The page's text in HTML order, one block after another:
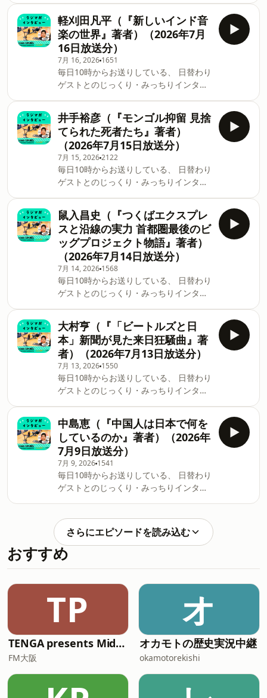
ュー」のアーカイブ配信です。 明石順平
（『サナエノミクスによろしく』著者）
（2026年7月21日放送分）
軽刈田凡平（『新しいインド音
楽の世界』著者）（2026年7月
16日放送分）
7月 16, 2026 1651
毎日10時からお送りしている、 日替わり
ゲストとのじっくり・みっちりインタビ
ュー」のアーカイブ配信です。 今回紹介
した音楽はコチラ！ ↓ ・ウディット・
ナラヤン、アルカ・ヤーグニク、サプ
ナ・アワスティ「Pardesi Pardesi」
（パルデーシー・パルデーシー） ・
Sidhu Moose Wala「Lock」 ・Prateek
Kuhad「Blush」 ・
Agam「Manavyalakinchara（Mist
Of Capricorn) ・Sid Sriram「Dear
Sahana」 軽刈田凡平（『新しいインド
音楽の世界』著者）（2026年7月16日放
送分）
井手裕彦（『モンゴル抑留 見捨
てられた死者たち』著者）
（2026年7月15日放送分）
7月 15, 20262122
毎日10時からお送りしている、 日替わり
ゲストとのじっくり・みっちりインタビ
ュー」のアーカイブ配信です。 井手裕彦
（『モンゴル抑留 見捨てられた死者た
ち』著者）（2026年7月15日放送分）
鼠入昌史（『つくばエクスプレ
スと沿線の実力 首都圏最後のビ
ッグプロジェクト物語』著者）
（2026年7月14日放送分）
7月 14, 2026 1568
毎日10時からお送りしている、 日替わり
ゲストとのじっくり・みっちりインタビ
ュー」のアーカイブ配信です。 鼠入昌史
（『つくばエクスプレスと沿線の実力 首
都圏最後のビッグプロジェクト物語』著
者）（2026年7月14日放送分）
大村亨（『「ビートルズと日
本」新聞が見た来日狂騒曲』著
者）（2026年7月13日放送分）
7月 13, 2026 1550
毎日10時からお送りしている、 日替わり
ゲストとのじっくり・みっちりインタビ
ュー」のアーカイブ配信です。 大村亨
（『「ビートルズと日本」新聞が見た来
日狂騒曲』著者）（2026年7月13日放送
分）
中島恵（『中国人は日本で何を
しているのか』著者）（2026年
7月9日放送分）
7月 9, 2026 1541
毎日10時からお送りしている、 日替わり
ゲストとのじっくり・みっちりインタビ
（『中国人は日本で何をしているのか』
著者）（2026年7月9日放送分）
さらにエピソードを読み込む
おすすめ
TP
TENGA presents Midnight World Cafe 〜TENGA茶屋〜**
FM大阪
オ
オカモトの歴史実況中継
okamotorekishi